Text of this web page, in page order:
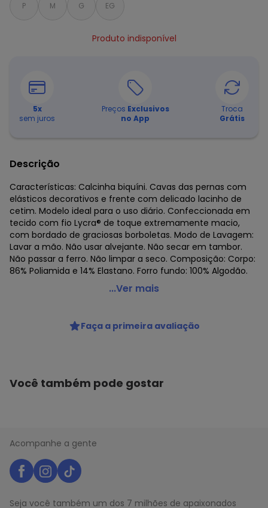
P M G EG
Produto indisponível
5x
sem juros
Preços Exclusivos
no App
Troca
Grátis
Descrição
Características: Calcinha biquíni. Cavas das pernas com
elásticos decorativos e frente com delicado lacinho de
cetim. Modelo ideal para o uso diário. Confeccionada em
tecido com fio Lycra® de toque extremamente macio,
com bordado de graciosas borboletas. Modo de Lavagem:
Lavar a mão. Não usar alvejante. Não secar em tambor.
Não passar a ferro. Não limpar a seco. Composição: Corpo:
86% Poliamida e 14% Elastano. Forro fundo: 100% Algodão.
Duloren - Calcinha Biquíni Duloren 129566
...Ver mais
Faça a primeira avaliação
Você também pode gostar
Acompanhe a gente
Seja você também um dos 7 milhões de apaixonados